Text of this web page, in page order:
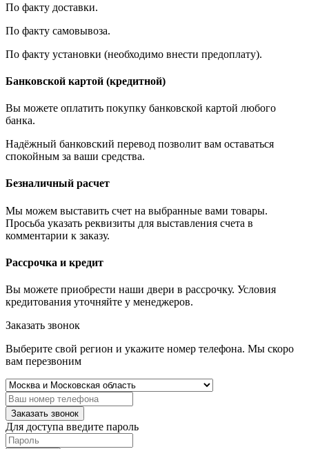
По факту доставки.
По факту самовывоза.
По факту установки (необходимо внести предоплату).
Банковской картой (кредитной)
Вы можете оплатить покупку банковской картой любого
банка.
Надёжный банковский перевод позволит вам оставаться
спокойным за ваши средства.
Безналичный расчет
Мы можем выставить счет на выбранные вами товары.
Просьба указать реквизиты для выставления счета в
комментарии к заказу.
Рассрочка и кредит
Вы можете приобрести наши двери в рассрочку. Условия
кредитования уточняйте у менеджеров.
Заказать звонок
Выберите свой регион и укажите номер телефона. Мы скоро
вам перезвоним
Заказать звонок
Для доступа введите пароль